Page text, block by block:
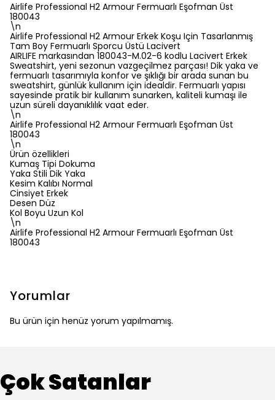
Airlife Professional H2 Armour Fermuarlı Eşofman Üst
180043
\n
Airlife Professional H2 Armour Erkek Koşu Için Tasarlanmış
Tam Boy Fermuarlı Sporcu Üstü Lacivert
AIRLIFE markasından 180043-M.02-6 kodlu Lacivert Erkek
Sweatshirt, yeni sezonun vazgeçilmez parçası! Dik yaka ve
fermuarlı tasarımıyla konfor ve şıklığı bir arada sunan bu
sweatshirt, günlük kullanım için idealdir. Fermuarlı yapısı
sayesinde pratik bir kullanım sunarken, kaliteli kumaşı ile
uzun süreli dayanıklılık vaat eder.
\n
Airlife Professional H2 Armour Fermuarlı Eşofman Üst
180043
\n
Ürün özellikleri
Kumaş Tipi Dokuma
Yaka Stili Dik Yaka
Kesim Kalıbı Normal
Cinsiyet Erkek
Desen Düz
Kol Boyu Uzun Kol
\n
Airlife Professional H2 Armour Fermuarlı Eşofman Üst
180043
Yorumlar
Bu ürün için henüz yorum yapılmamış.
Çok Satanlar